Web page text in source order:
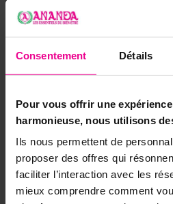
Consentement Détails
Pour vous offrir une
harmonieuse, nous utilisons
Ils nous permettent de
proposer des offres qui
faciliter l’interaction avec les
mieux comprendre comment